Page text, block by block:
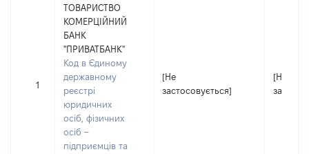
1
ТОВАРИСТВО
КОМЕРЦІЙНИЙ
БАНК
"ПРИВАТБАНК"
Код в Єдиному
державному
реєстрі
юридичних
осіб, фізичних
осіб –
підприємців та
[Не
застосовується]
[Не